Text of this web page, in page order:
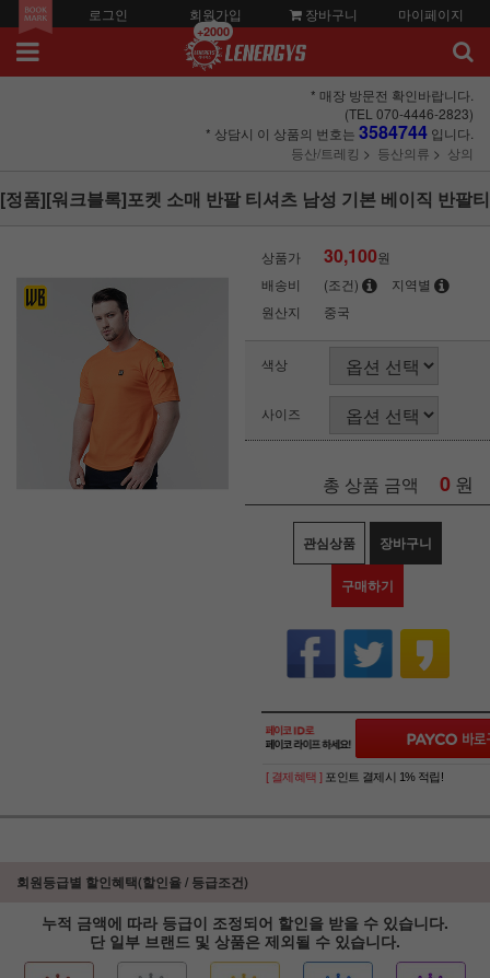
로그인 회원가입
+2000
장바구니 마이페이지
* 매장 방문전 확인바랍니다.
(TEL 070-4446-2823)
* 상담시 이 상품의 번호는 3584744 입니다.
등산/트레킹
등산의류 상의
[정품][워크블록]포켓 소매 반팔 티셔츠 남성 기본 베이직 반팔티
상품가 30,100원
배송비
(조건)
지역별
원산지
중국
색상
사이즈
총 상품 금액 0 원
관심상품 장바구니
구매하기
[ 결제혜택 ] 포인트 결제시 1% 적립!
회원등급별 할인혜택(할인율 / 등급조건)
누적 금액에 따라 등급이 조정되어 할인을 받을 수 있습니다.
단 일부 브랜드 및 상품은 제외될 수 있습니다.